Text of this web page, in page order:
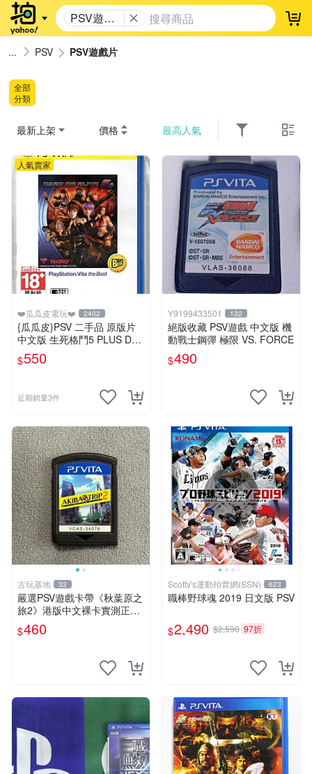
PSV遊戲
片
登
PSV PSV遊戲片
全部
分類
最新上架 價格 最高人氣
人氣賣家
❤️瓜瓜皮電玩❤️ 2402
{瓜瓜皮}PSV 二手品 原版片
中文版 生死格鬥5 PLUS Dea
d or Alive 5(遊戲都有回收)
$550
近期銷量3件
Y9199433501 132
絕版收藏 PSV遊戲 中文版 機
動戰士鋼彈 極限 VS. FORCE
$490
古玩基地 33
嚴選PSV遊戲卡帶《秋葉原之
旅2》港版中文裸卡實測正
常，專機遊戲只可在SONY P
SV上運行 卡帶 psv 港版
$460
已售完
Scotty's運動拍賣網(SSN) 623
職棒野球魂 2019 日文版 PSV
$2,490 $2,590 97折